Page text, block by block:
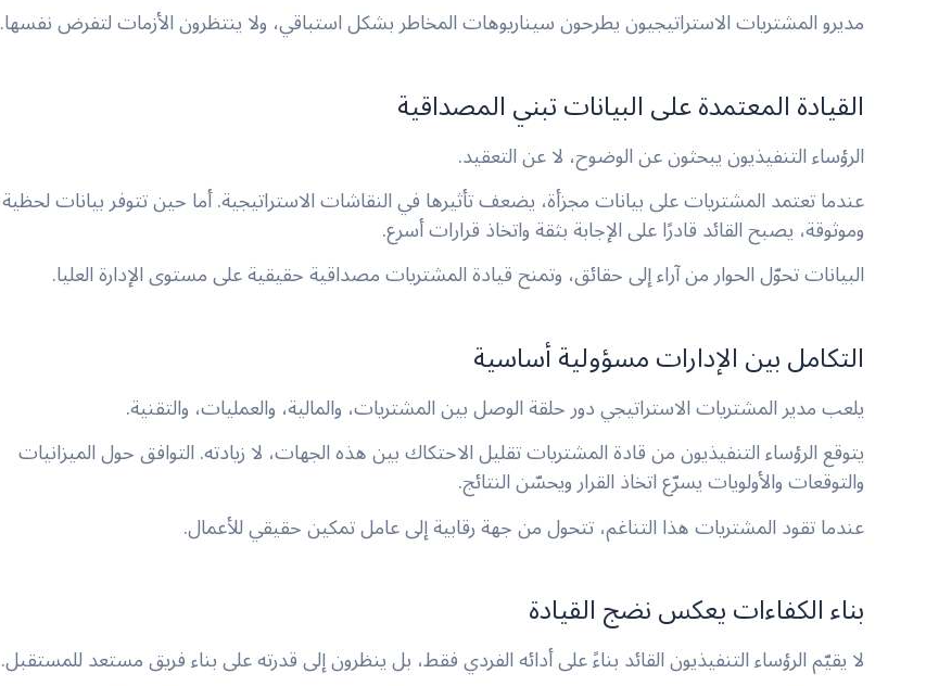
مديرو المشتريات الاستراتيجيون يطرحون سيناريوهات المخاطر بشكل استباقي، ولا ينتظرون الأزمات لتفرض نفسها.
القيادة المعتمدة على البيانات تبني المصداقية
الرؤساء التنفيذيون يبحثون عن الوضوح، لا عن التعقيد.
عندما تعتمد المشتريات على بيانات مجزأة، يضعف تأثيرها في النقاشات الاستراتيجية. أما حين تتوفر بيانات لحظية
وموثوقة، يصبح القائد قادرًا على الإجابة بثقة واتخاذ قرارات أسرع.
البيانات تحوّل الحوار من آراء إلى حقائق، وتمنح قيادة المشتريات مصداقية حقيقية على مستوى الإدارة العليا.
التكامل بين الإدارات مسؤولية أساسية
يلعب مدير المشتريات الاستراتيجي دور حلقة الوصل بين المشتريات، والمالية، والعمليات، والتقنية.
يتوقع الرؤساء التنفيذيون من قادة المشتريات تقليل الاحتكاك بين هذه الجهات، لا زيادته. التوافق حول الميزانيات
والتوقعات والأولويات يسرّع اتخاذ القرار ويحسّن النتائج.
عندما تقود المشتريات هذا التناغم، تتحول من جهة رقابية إلى عامل تمكين حقيقي للأعمال.
بناء الكفاءات يعكس نضج القيادة
لا يقيّم الرؤساء التنفيذيون القائد بناءً على أدائه الفردي فقط، بل ينظرون إلى قدرته على بناء فريق مستعد للمستقبل.